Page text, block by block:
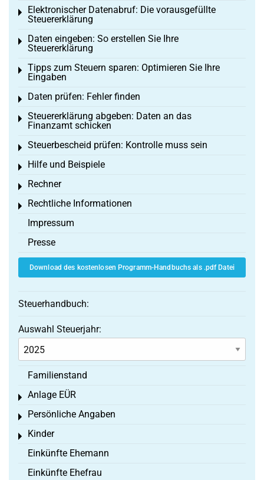
Elektronischer Datenabruf: Die vorausgefüllte
Steuererklärung
Toggle menu
Daten eingeben: So erstellen Sie Ihre
Steuererklärung
Toggle menu
Tipps zum Steuern sparen: Optimieren Sie Ihre
Eingaben
Toggle menu
Daten prüfen: Fehler finden
Toggle menu
Steuererklärung abgeben: Daten an das
Finanzamt schicken
Toggle menu
Steuerbescheid prüfen: Kontrolle muss sein
Toggle menu
Hilfe und Beispiele
Toggle menu
Rechner
Toggle menu
Rechtliche Informationen
Toggle menu
Impressum
Presse
Download des kostenlosen Programm-Handbuchs als .pdf Datei
Steuerhandbuch:
Auswahl Steuerjahr:
Familienstand
Anlage EÜR
Toggle menu
Persönliche Angaben
Toggle menu
Kinder
Toggle menu
Einkünfte Ehemann
Einkünfte Ehefrau